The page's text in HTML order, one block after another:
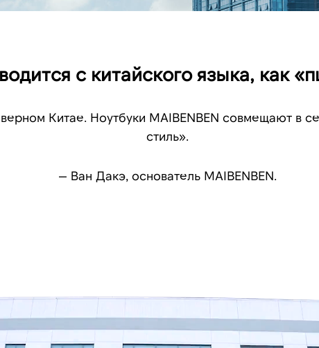
с китайского языка, как
Китае. Ноутбуки MAIBENBEN совмещают в
стиль».
— Ван Дакэ, основатель MAIBENBEN.